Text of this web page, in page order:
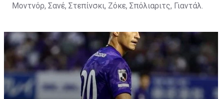
Μοντνόρ, Σανέ, Στεπίνσκι, Ζόκε, Σπόλιαριτς, Γιαντάλ.